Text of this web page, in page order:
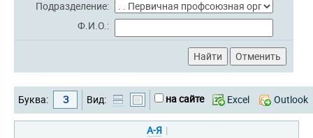
Подразделение:
Ф.И.О.:
Буква: З Вид: на сайте Excel Outlook
А-Я |